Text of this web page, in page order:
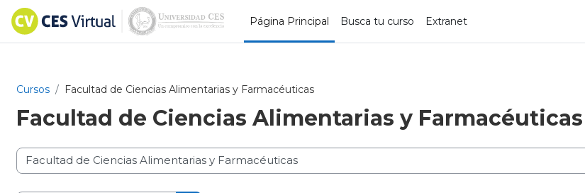
Salta al contenido principal
Página Principal
Busca tu curso Extranet
Cursos Facultad de Ciencias Alimentarias y Farmacéuticas
Facultad de Ciencias Alimentarias y Farmacéuticas
Categorías